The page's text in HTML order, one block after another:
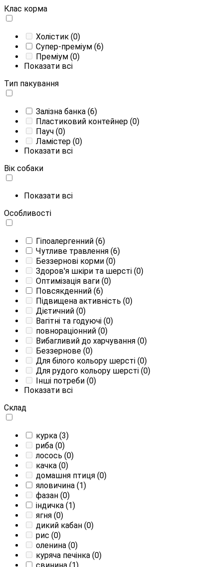
Клас корма
Холістик (0)
Супер-преміум (6)
Преміум (0)
Показати всі
Тип пакування
Залізна банка (6)
Пластиковий контейнер (0)
Пауч (0)
Ламістер (0)
Показати всі
Вік собаки
Показати всі
Особливості
Гіпоалергенний (6)
Чутливе травлення (6)
Беззернові корми (0)
Здоров'я шкіри та шерсті (0)
Оптимізація ваги (0)
Повсякденний (6)
Підвищена активність (0)
Дієтичний (0)
Вагітні та годуючі (0)
повнораціонний (0)
Вибагливий до харчування (0)
Беззернове (0)
Для білого кольору шерсті (0)
Для рудого кольору шерсті (0)
Інші потреби (0)
Показати всі
Склад
курка (3)
риба (0)
лосось (0)
качка (0)
домашня птиця (0)
яловичина (1)
фазан (0)
індичка (1)
ягня (0)
дикий кабан (0)
рис (0)
оленина (0)
куряча печінка (0)